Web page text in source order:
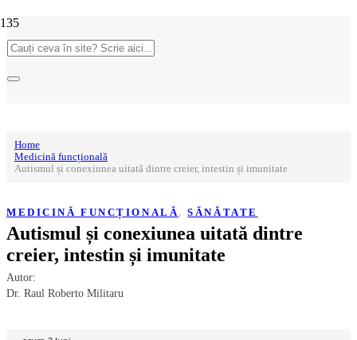
Home
Medicină funcțională
Autismul și conexiunea uitată dintre creier, intestin și imunitate
MEDICINĂ FUNCȚIONALĂ,SĂNĂTATE
Autismul și conexiunea uitată dintre
creier, intestin și imunitate
Autor:
Dr. Raul Roberto Militaru